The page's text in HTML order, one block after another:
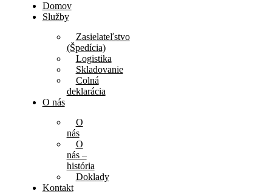
Domov
Služby
Zasielateľstvo
(Špedícia)
Logistika
Skladovanie
Colná
deklarácia
O nás
O
nás
O
nás –
história
Doklady
Kontakt